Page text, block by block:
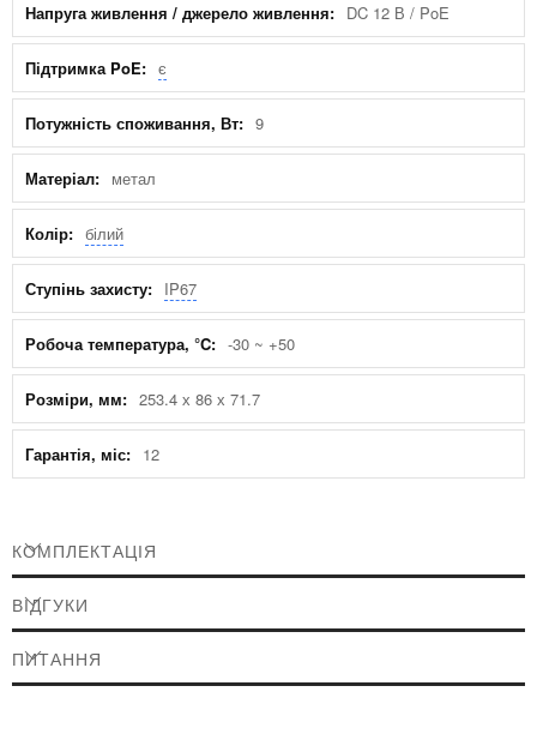
DC 12 В / PoE
є
9
метал
білий
IP67
-30 ~ +50
253.4 х 86 х 71.7
12
КОМПЛЕКТАЦІЯ
ВІДГУКИ
ПИТАННЯ